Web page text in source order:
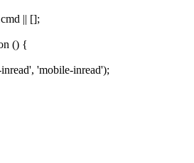
|| [];
() {
'mobile-inread');